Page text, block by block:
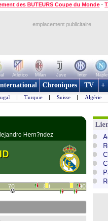
des BUTEURS Coupe du Monde -
emplacement publicitaire
Atletico Milan Juve Inter
Chroniques TV +
| Turquie | Suisse | Algérie
Hern?ndez
70 80 90